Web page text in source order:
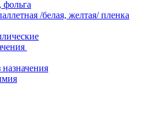
фольга
/белая, желтая/ пленка